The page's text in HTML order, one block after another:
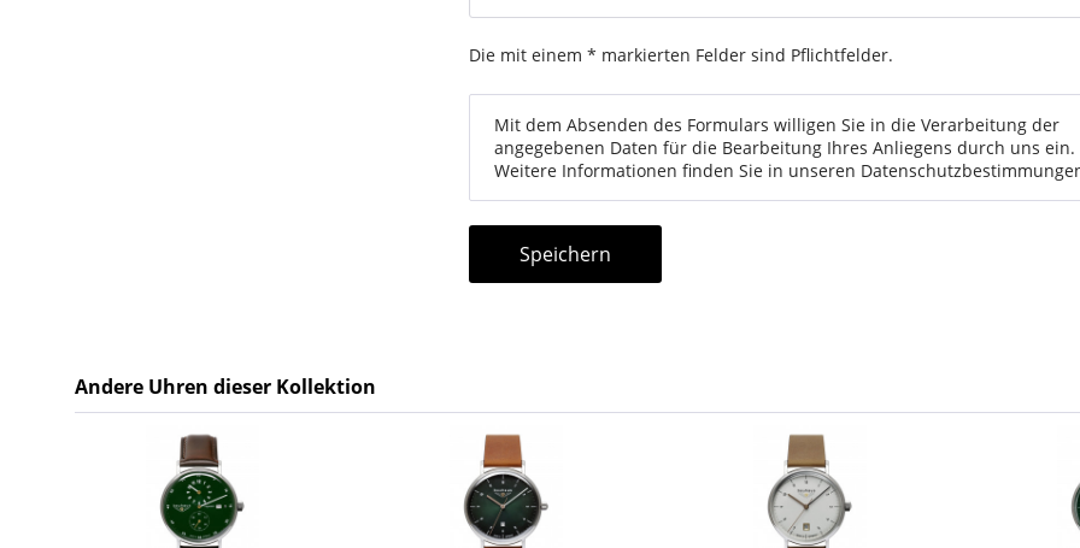
Die mit einem * markierten Felder sind Pflichtfelder.
Mit dem Absenden des Formulars willigen Sie in die Verarbeitung der
angegebenen Daten für die Bearbeitung Ihres Anliegens durch uns ein.
Weitere Informationen finden Sie in unseren
Speichern
Andere Uhren dieser Kollektion